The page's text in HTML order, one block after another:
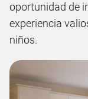
oportunidad de
experiencia
niños.